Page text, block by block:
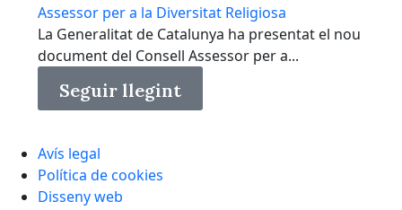
Assessor per a la Diversitat Religiosa
La Generalitat de Catalunya ha presentat el nou
document del Consell Assessor per a...
Seguir llegint
Avís legal
Política de cookies
Disseny web